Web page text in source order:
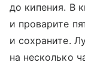
до кипения. В
и проварите
и сохраните.
на несколько